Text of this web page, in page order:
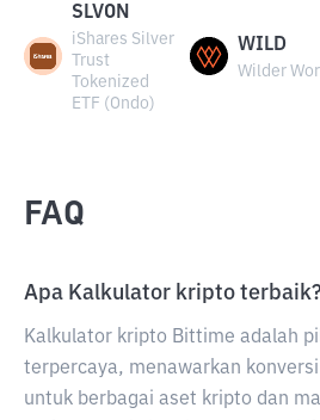
SLVON
iShares Silver
Trust
Tokenized
ETF (Ondo)
WILD
Wilder
FAQ
Apa Kalkulator kripto
Kalkulator kripto Bittime adalah
terpercaya, menawarkan
untuk berbagai aset kripto dan